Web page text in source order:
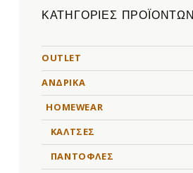
ΚΑΤΗΓΟΡΊΕΣ ΠΡΟΪΌΝΤΩΝ
OUTLET
ΑΝΔΡΙΚΑ
HOMEWEAR
ΚΑΛΤΣΕΣ
ΠΑΝΤΟΦΛΕΣ